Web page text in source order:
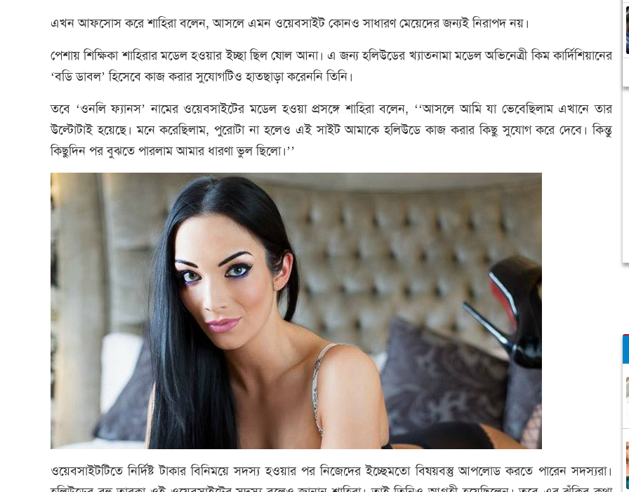
এখন আফসোস করে শাহিরা বলেন, আসলে এমন ওয়েবসাইট কোনও সাধারণ মেয়েদের জন্যই নিরাপদ নয়।
পেশায় শিক্ষিকা শাহিরার মডেল হওয়ার ইচ্ছা ছিল ষোল আনা। এ জন্য হলিউডের খ্যাতনামা মডেল অভিনেত্রী কিম কার্দিশিয়ানের
‘বডি ডাবল’ হিসেবে কাজ করার সুযোগটিও হাতছাড়া করেননি তিনি।
তবে ‘ওনলি ফ্যানস’ নামের ওয়েবসাইটের মডেল হওয়া প্রসঙ্গে শাহিরা বলেন, ‘‘আসলে আমি যা ভেবেছিলাম এখানে তার
উল্টোটাই হয়েছে। মনে করেছিলাম, পুরোটা না হলেও এই সাইট আমাকে হলিউডে কাজ করার কিছু সুযোগ করে দেবে। কিন্তু
কিছুদিন পর বুঝতে পারলাম আমার ধারণা ভুল ছিলো।’’
ওয়েবসাইটটিতে নির্দিষ্ট টাকার বিনিময়ে সদস্য হওয়ার পর নিজেদের ইচ্ছেমতো বিষয়বস্তু আপলোড করতে পারেন সদস্যরা।